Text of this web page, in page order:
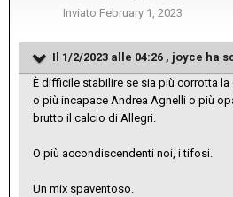
Inviato February 1, 2023
Il 1/2/2023 alle 04:26 , joyce ha
È difficile stabilire se sia più corrotta
o più incapace Andrea Agnelli o più
brutto il calcio di Allegri.
O più accondiscendenti noi, i tifosi.
Un mix spaventoso.